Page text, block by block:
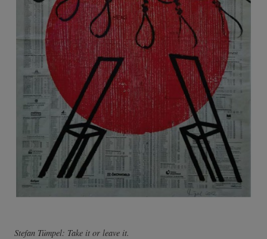
Stefan Tümpel: Take it or leave it.